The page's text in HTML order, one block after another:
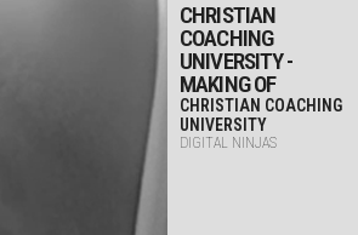
CHRISTIAN
COACHING
UNIVERSITY -
MAKING OF
CHRISTIAN COACHING
UNIVERSITY
DIGITAL NINJAS